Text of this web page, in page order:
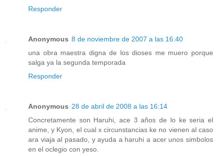
Responder
Anonymous 8 de noviembre de 2007 a las 16:40
una obra maestra digna de los dioses me muero porque
salga ya la segunda temporada
Responder
Anonymous 28 de abril de 2008 a las 16:14
Concretamente son Haruhi, ace 3 años de lo ke seria el
anime, y Kyon, el cual x circunstancias ke no vienen al caso
ara viaja al pasado, y ayuda a haruhi a acer unos simbolos
en el oclegio con yeso.